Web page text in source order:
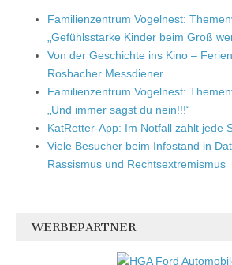
Familienzentrum Vogelnest:
„Gefühlsstarke Kinder beim Groß
Von der Geschichte ins Kino –
Rosbacher Messdiener
Familienzentrum Vogelnest:
„Und immer sagst du nein!!!“
KatRetter-App: Im Notfall zählt jede
Viele Besucher beim Infostand in
Rassismus und Rechtsextremismus
WERBEPARTNER